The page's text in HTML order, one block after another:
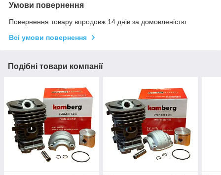
Умови повернення
Повернення товару впродовж 14 днів за домовленістю
Всі умови повернення
Подібні товари компанії